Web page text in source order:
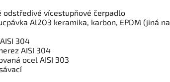
odstředivé vícestupňové čerpadlo
Al2O3 keramika, karbon, EPDM (jiná na
304
AISI 304
ocel AISI 303